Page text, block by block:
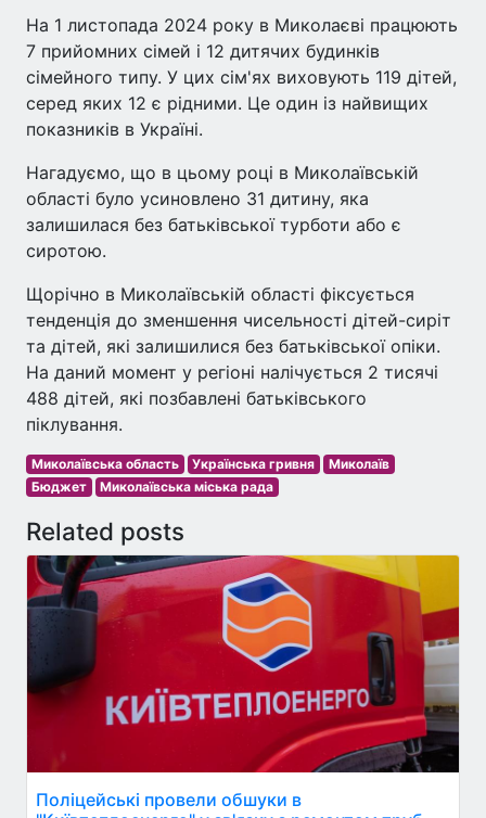
На 1 листопада 2024 року в Миколаєві працюють
7 прийомних сімей і 12 дитячих будинків
сімейного типу. У цих сім'ях виховують 119 дітей,
серед яких 12 є рідними. Це один із найвищих
показників в Україні.
Нагадуємо, що в цьому році в Миколаївській
області було усиновлено 31 дитину, яка
залишилася без батьківської турботи або є
сиротою.
Щорічно в Миколаївській області фіксується
тенденція до зменшення чисельності дітей-сиріт
та дітей, які залишилися без батьківської опіки.
На даний момент у регіоні налічується 2 тисячі
488 дітей, які позбавлені батьківського
піклування.
Миколаївська область Українська гривня
Миколаїв
Бюджет
Миколаївська міська рада
Related posts
Поліцейські провели обшуки в